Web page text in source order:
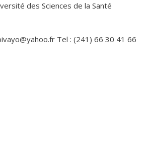
des Sciences de la Santé
Tel : (241) 66 30 41 66